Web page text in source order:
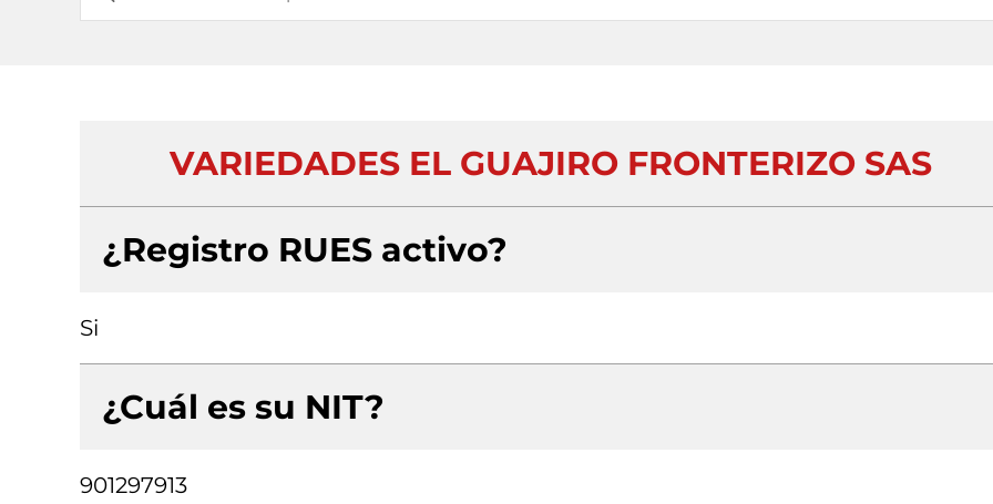
VARIEDADES EL GUAJIRO FRONTERIZO SAS
¿Registro RUES activo?
Si
¿Cuál es su NIT?
901297913